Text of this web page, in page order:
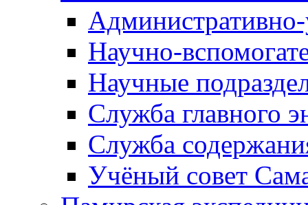
Научно-
Научные
Служба главного
Служба
Учёный совет